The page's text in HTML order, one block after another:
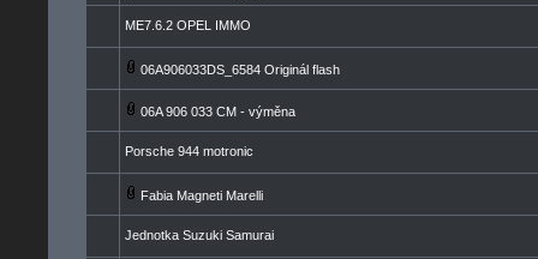
ME7.6.2 OPEL IMMO
06A906033DS_6584 Originál flash
06A 906 033 CM - výměna
Porsche 944 motronic
Fabia Magneti Marelli
Jednotka Suzuki Samurai